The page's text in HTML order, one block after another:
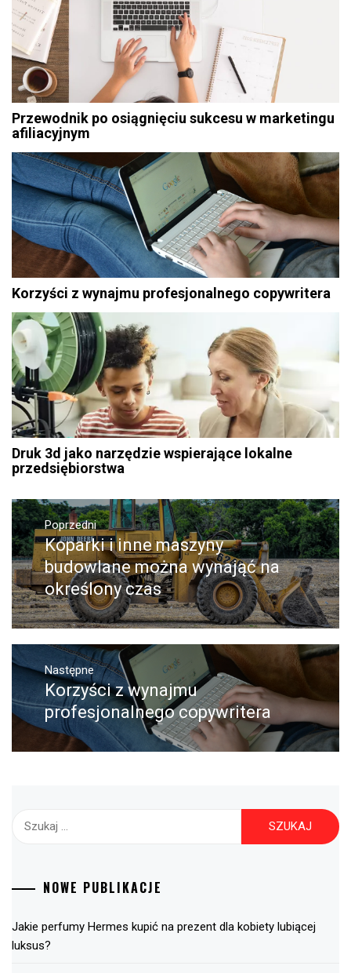
Przewodnik po osiągnięciu sukcesu w marketingu
afiliacyjnym
Korzyści z wynajmu profesjonalnego copywritera
Druk 3d jako narzędzie wspierające lokalne
przedsiębiorstwa
Nawigacja
wpisu
Poprzedni
Poprzedni
wpis:
Koparki i inne maszyny
budowlane można wynająć na
określony czas
Następne
Następny
post:
Korzyści z wynajmu
profesjonalnego copywritera
NOWE PUBLIKACJE
Jakie perfumy Hermes kupić na prezent dla kobiety lubiącej
luksus?